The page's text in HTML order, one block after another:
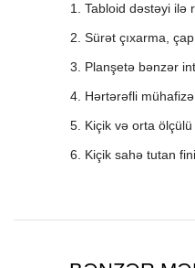
Tabloid dəstəyi ilə
Sürət çıxarma , çap
Planşetə bənzər
Hərtərəfli
Kiçik və orta
Kiçik sahə tutan